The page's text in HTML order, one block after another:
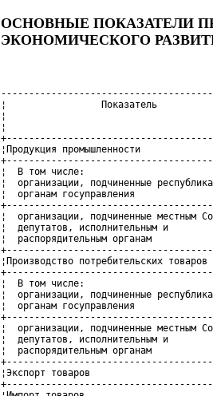
ОСНОВНЫЕ ПОКАЗАТЕЛИ
ЭКОНОМИЧЕСКОГО
¦                 Показатель
¦
¦
¦Продукция промышленности
¦  В том числе:
¦  организации, подчиненные
¦  органам госуправления
¦  организации, подчиненные
¦  депутатов,
¦  распорядительным органам
¦Производство потребительских
¦  В том числе:
¦  организации, подчиненные
¦  органам госуправления
¦  организации, подчиненные
¦  депутатов,
¦  распорядительным органам
¦Экспорт товаров